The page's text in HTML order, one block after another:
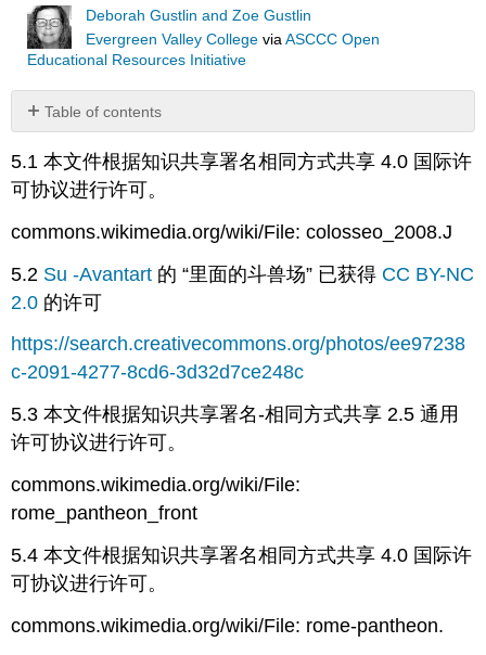
Deborah Gustlin and Zoe Gustlin
Evergreen Valley College viaASCCC Open
Educational Resources Initiative
Table of contents
No
headers
5.1 本文件根据知识共享署名相同方式共享 4.0 国际许
可协议进行许可。
commons.wikimedia.org/wiki/File: colosseo_2008.J
5.2 Su-Avantart 的 “里面的斗兽场” 已获得 CC BY-NC
2.0 的许可
https://search.creativecommons.org/photos/ee97238
c-2091-4277-8cd6-3d32d7ce248c
5.3 本文件根据知识共享署名-相同方式共享 2.5 通用
许可协议进行许可。
commons.wikimedia.org/wiki/File:
rome_pantheon_front
5.4 本文件根据知识共享署名相同方式共享 4.0 国际许
可协议进行许可。
commons.wikimedia.org/wiki/File: rome-pantheon.